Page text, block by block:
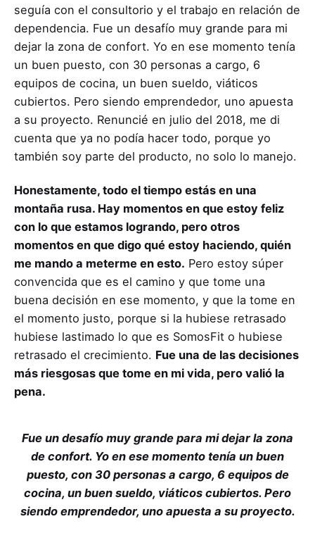
seguía con el consultorio y el trabajo en relación de
dependencia. Fue un desafío muy grande para mi
dejar la zona de confort. Yo en ese momento tenía
un buen puesto, con 30 personas a cargo, 6
equipos de cocina, un buen sueldo, viáticos
cubiertos. Pero siendo emprendedor, uno apuesta
a su proyecto. Renuncié en julio del 2018, me di
cuenta que ya no podía hacer todo, porque yo
también soy parte del producto, no solo lo manejo.
Honestamente, todo el tiempo estás en una
montaña rusa. Hay momentos en que estoy feliz
con lo que estamos logrando, pero otros
momentos en que digo qué estoy haciendo, quién
me mando a meterme en esto. Pero estoy súper
convencida que es el camino y que tome una
buena decisión en ese momento, y que la tome en
el momento justo, porque si la hubiese retrasado
hubiese lastimado lo que es SomosFit o hubiese
retrasado el crecimiento. Fue una de las decisiones
más riesgosas que tome en mi vida, pero valió la
pena.
Fue un desafío muy grande para mi dejar la zona
de confort. Yo en ese momento tenía un buen
puesto, con 30 personas a cargo, 6 equipos de
cocina, un buen sueldo, viáticos cubiertos. Pero
siendo emprendedor, uno apuesta a su proyecto.